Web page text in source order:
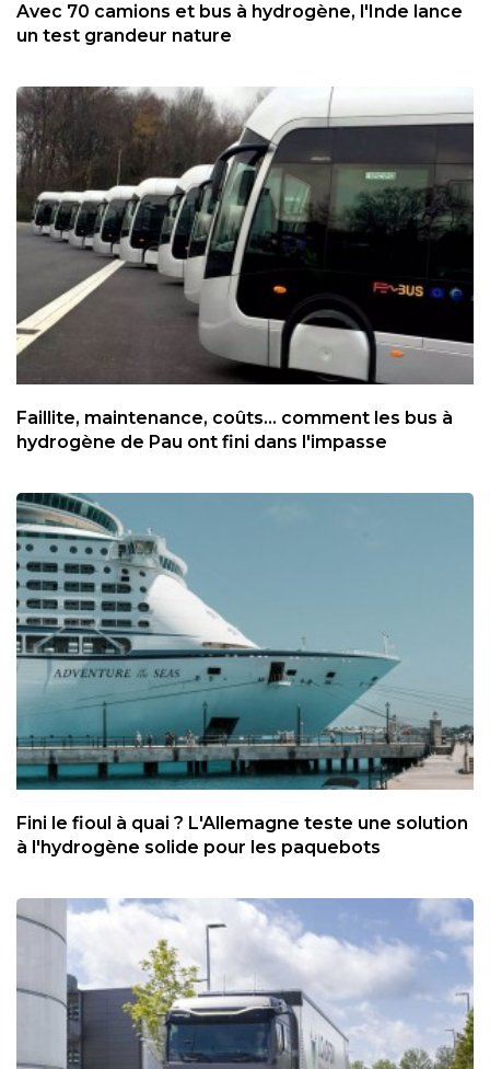
Avec 70 camions et bus à hydrogène, l'Inde lance
un test grandeur nature
Faillite, maintenance, coûts... comment les bus à
hydrogène de Pau ont fini dans l'impasse
Fini le fioul à quai ? L'Allemagne teste une solution
à l'hydrogène solide pour les paquebots